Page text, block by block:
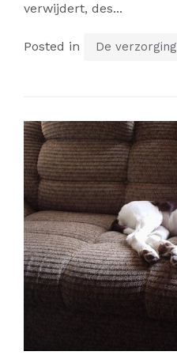
verwijdert, des...
Posted in De verzorging